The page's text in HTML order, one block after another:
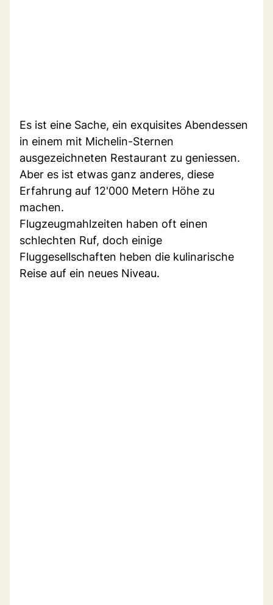
Es ist eine Sache, ein exquisites Abendessen
in einem mit Michelin-Sternen
ausgezeichneten Restaurant zu geniessen.
Aber es ist etwas ganz anderes, diese
Erfahrung auf 12'000 Metern Höhe zu
machen.
Flugzeugmahlzeiten haben oft einen
schlechten Ruf, doch einige
Fluggesellschaften heben die kulinarische
Reise auf ein neues Niveau.